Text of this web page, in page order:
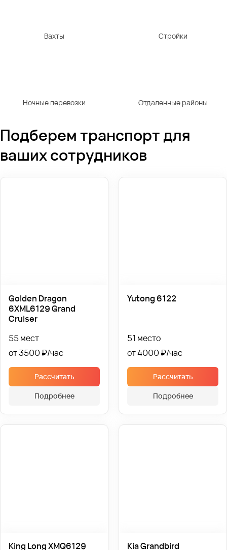
Вахты Стройки
Ночные перевозки Отдаленные районы
Подберем транспорт для
ваших сотрудников
Golden Dragon
6XML6129 Grand
Cruiser
55 мест
от 3500 ₽
Рассчитать
Подробнее
Yutong 6122
51 место
от 4000 ₽
Рассчитать
Подробнее
King Long XMQ6129 Kia Grandbird